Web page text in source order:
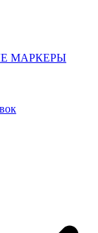
МАРКЕРЫ